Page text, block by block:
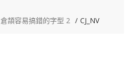
倉頡容易搞錯的字型 2 CJ_NV